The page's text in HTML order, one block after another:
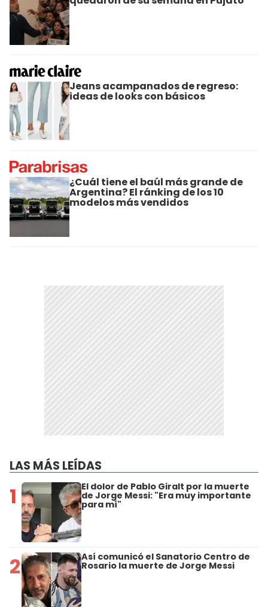
Jeans acampanados de regreso:
ideas de looks con básicos
¿Cuál tiene el baúl más grande de
Argentina? El ránking de los 10
modelos más vendidos
LAS MÁS LEÍDAS
1 El dolor de Pablo Giralt por la muerte
de Jorge Messi: "Era muy importante
para mí"
2 Así comunicó el Sanatorio Centro de
Rosario la muerte de Jorge Messi